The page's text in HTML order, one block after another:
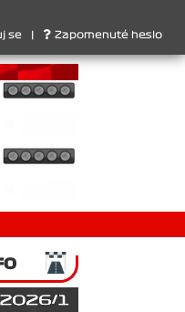
..... SprintCup - 1.
se Zapomenuté heslo